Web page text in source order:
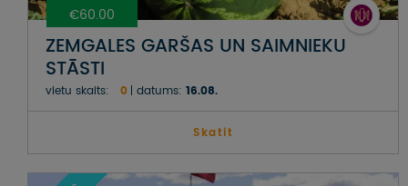
€60.00
ZEMGALES GARŠAS UN SAIMNIEKU
STĀSTI
vietu skaits: 0 datums: 16.08.
Skatit